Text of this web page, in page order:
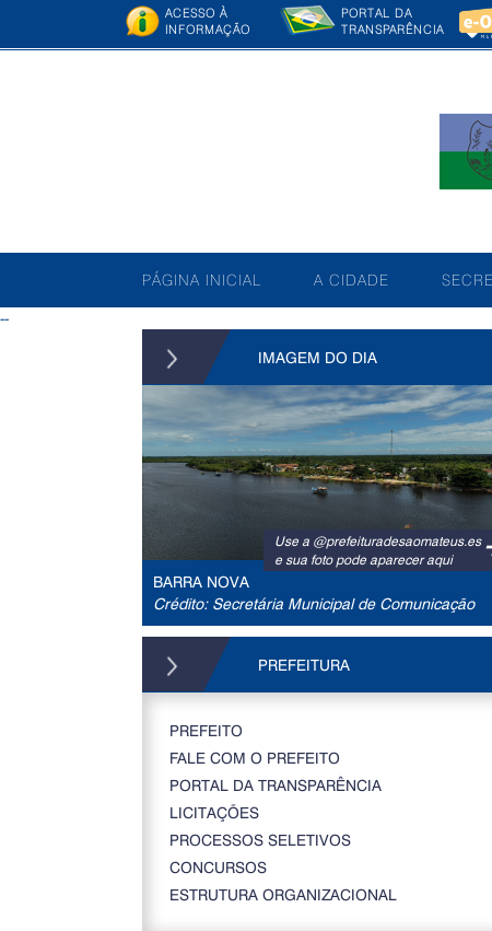
ACESSO À
INFORMAÇÃO
PORTAL DA
TRANSPARÊNCIA
PÁGINA INICIAL A CIDADE
--
IMAGEM DO DIA
Use a @prefeituradesaomateus.es
e sua foto pode aparecer aqui
BARRA NOVA
Crédito: Secretária Municipal de Comunicação
PREFEITURA
PREFEITO
FALE COM O PREFEITO
PORTAL DA TRANSPARÊNCIA
LICITAÇÕES
PROCESSOS SELETIVOS
CONCURSOS
ESTRUTURA ORGANIZACIONAL